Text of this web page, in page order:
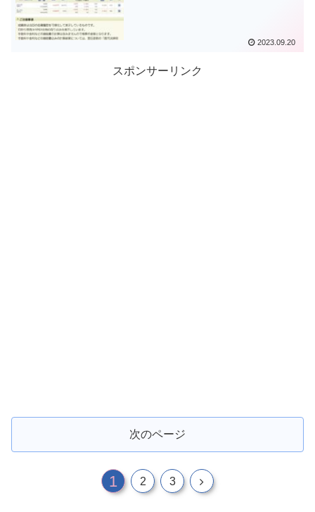
2023.09.20
スポンサーリンク
次のページ
1 2 3